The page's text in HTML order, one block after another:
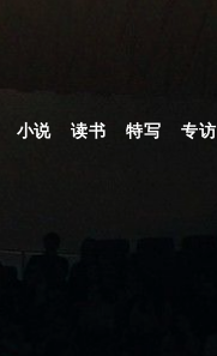
小说 读书 特写 专访